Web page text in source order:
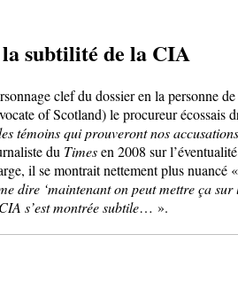
subtilité de la CIA
clef du dossier en la personne
of Scotland) le procureur écossais
témoins qui prouveront nos
du Timesen 2008 sur
il se montrait nettement plus nuancé «
dire ‘maintenant on peut mettre ça sur
s’est montrée subtile… ».